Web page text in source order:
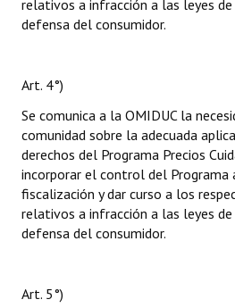
relativos a infracción a las leyes
defensa del consumidor.
Art. 4°)
Se comunica a la OMIDUC la
comunidad sobre la adecuada
derechos del Programa Precios
incorporar el control del Programa
fiscalización y dar curso a los
relativos a infracción a las leyes
defensa del consumidor.
Art. 5°)